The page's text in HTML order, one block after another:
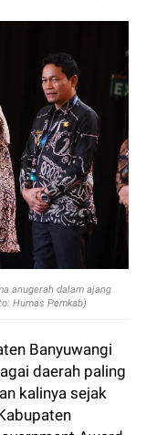
anugerah dalam ajang
Humas Pemkab)
Banyuwangi
daerah paling
kalinya sejak